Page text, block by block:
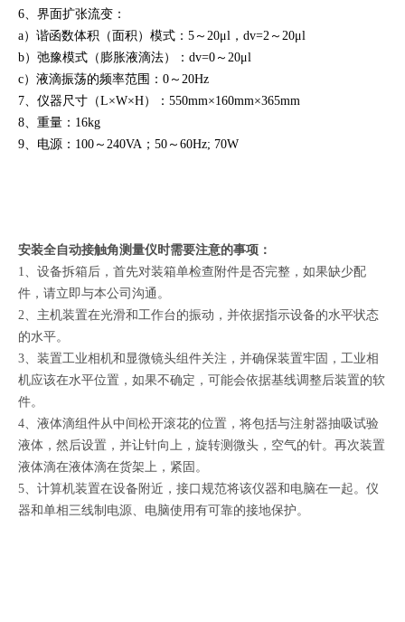
6、界面扩张流变：
a）谐函数体积（面积）模式：5～20μl，dv=2～20μl
b）弛豫模式（膨胀液滴法）：dv=0～20μl
c）液滴振荡的频率范围：0～20Hz
7、仪器尺寸（L×W×H）：550mm×160mm×365mm
8、重量：16kg
9、电源：100～240VA；50～60Hz; 70W
安装全自动接触角测量仪时需要注意的事项：
1、设备拆箱后，首先对装箱单检查附件是否完整，如果缺少配
件，请立即与本公司沟通。
2、主机装置在光滑和工作台的振动，并依据指示设备的水平状态
的水平。
3、装置工业相机和显微镜头组件关注，并确保装置牢固，工业相
机应该在水平位置，如果不确定，可能会依据基线调整后装置的软
件。
4、液体滴组件从中间松开滚花的位置，将包括与注射器抽吸试验
液体，然后设置，并让针向上，旋转测微头，空气的针。再次装置
液体滴在液体滴在货架上，紧固。
5、计算机装置在设备附近，接口规范将该仪器和电脑在一起。仪
器和单相三线制电源、电脑使用有可靠的接地保护。